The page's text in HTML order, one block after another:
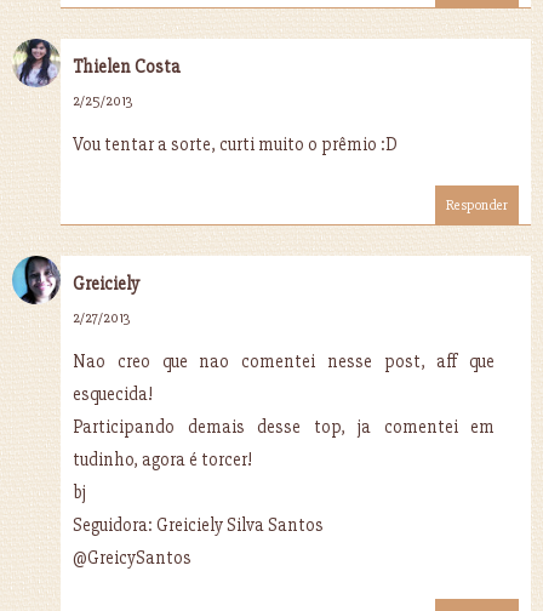
Thielen Costa
2/25/2013
Vou tentar a sorte, curti muito o prêmio :D
Responder
Greiciely
2/27/2013
Nao creo que nao comentei nesse post, aff que
esquecida!
Participando demais desse top, ja comentei em
tudinho, agora é torcer!
bj
Seguidora: Greiciely Silva Santos
@GreicySantos